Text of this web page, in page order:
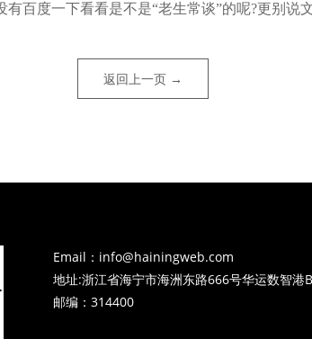
百度一下看看是不是“老生常谈”的呢?更别
返回上一页 →
Email：info@hainingweb.com
地址:浙江省海宁市海洲东路666号华运数智港
邮编：314400